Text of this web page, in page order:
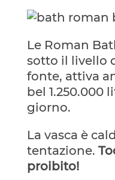
Le Roman
sotto il livello
fonte, attiva
bel 1.250.000
giorno.
La vasca è
tentazione.
proibito!